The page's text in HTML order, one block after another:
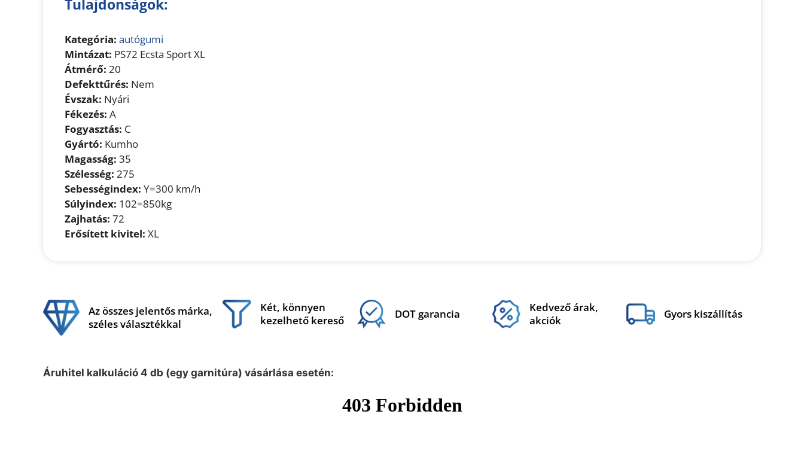
Tulajdonságok:
Kategória: autógumi
Mintázat: PS72 Ecsta Sport XL
Átmérő: 20
Defekttűrés: Nem
Évszak: Nyári
Fékezés: A
Fogyasztás: C
Gyártó: Kumho
Magasság: 35
Szélesség: 275
Sebességindex: Y=300 km/h
Súlyindex: 102=850kg
Zajhatás: 72
Erősített kivitel: XL
Az összes jelentős márka,
széles választékkal
Két, könnyen
kezelhető kereső
DOT garancia
Kedvező árak,
akciók
Gyors kiszállítás
Áruhitel kalkuláció 4 db (egy garnitúra) vásárlása esetén: